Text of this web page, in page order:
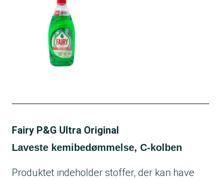
Fairy P&G Ultra Original
Laveste kemibedømmelse, C-kolben
Produktet indeholder stoffer, der kan have